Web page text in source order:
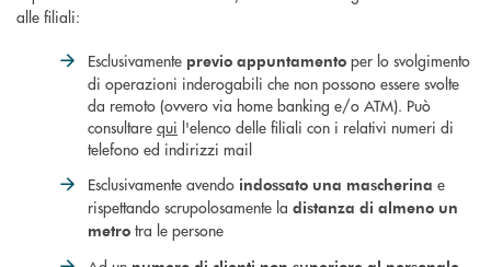
alle filiali:
Esclusivamente previo appuntamento per lo svolgimento
di operazioni inderogabili che non possono essere svolte
da remoto (ovvero via home banking e/o ATM). Può
consultare qui l'elenco delle filiali con i relativi numeri di
telefono ed indirizzi mail
Esclusivamente avendo indossato una mascherina e
rispettando scrupolosamente la distanza di almeno un
metro tra le persone